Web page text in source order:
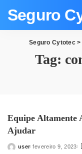
Seguro
Seguro Cytotec>
Tag:
Equipe Altamente
Ajudar
Posted
user fevereiro 9, 2023